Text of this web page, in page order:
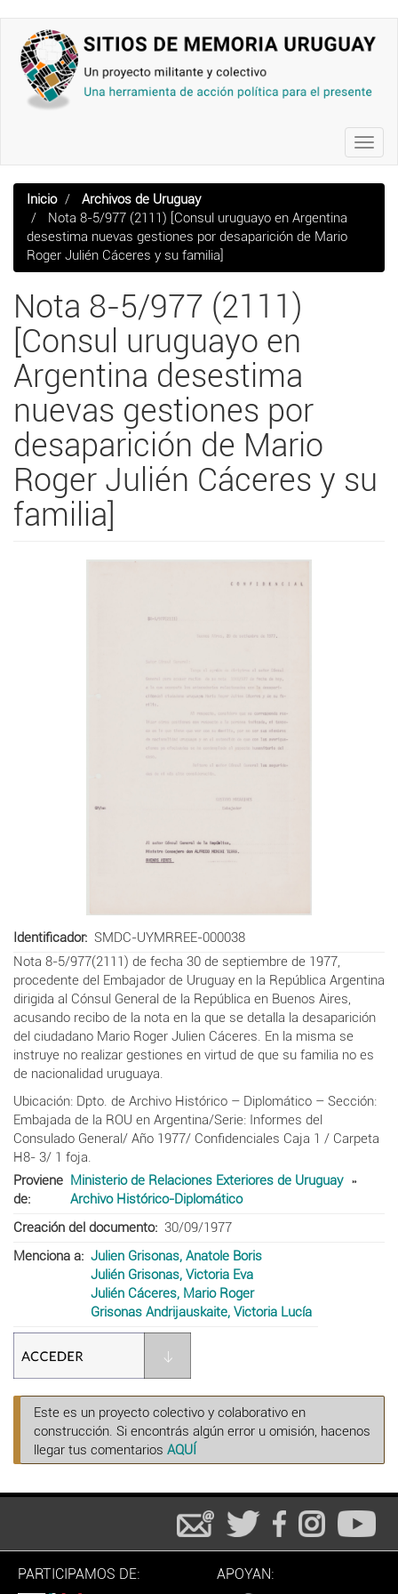
contenido
principal
Inicio
Archivos de Uruguay
Nota 8-5/977 (2111) [Consul uruguayo en Argentina
desestima nuevas gestiones por desaparición de Mario
Roger Julién Cáceres y su familia]
Nota 8-5/977 (2111)
[Consul uruguayo en
Argentina desestima
nuevas gestiones por
desaparición de Mario
Roger Julién Cáceres y su
familia]
Identificador
SMDC-UYMRREE-000038
Nota 8-5/977(2111) de fecha 30 de septiembre de 1977,
procedente del Embajador de Uruguay en la República Argentina
dirigida al Cónsul General de la República en Buenos Aires,
acusando recibo de la nota en la que se detalla la desaparición
del ciudadano Mario Roger Julien Cáceres. En la misma se
instruye no realizar gestiones en virtud de que su familia no es
de nacionalidad uruguaya.
Ubicación: Dpto. de Archivo Histórico – Diplomático – Sección:
Embajada de la ROU en Argentina/Serie: Informes del
Consulado General/ Año 1977/ Confidenciales Caja 1 / Carpeta
H8- 3/ 1 foja.
Proviene
de
Ministerio de Relaciones Exteriores de Uruguay
Archivo Histórico-Diplomático
Creación del documento
30/09/1977
Menciona a
Julien Grisonas, Anatole Boris
Julién Grisonas, Victoria Eva
Julién Cáceres, Mario Roger
Grisonas Andrijauskaite, Victoria Lucía
Este es un proyecto colectivo y colaborativo en
construcción. Si encontrás algún error u omisión, hacenos
llegar tus comentarios AQUÍ
PARTICIPAMOS DE: APOYAN: